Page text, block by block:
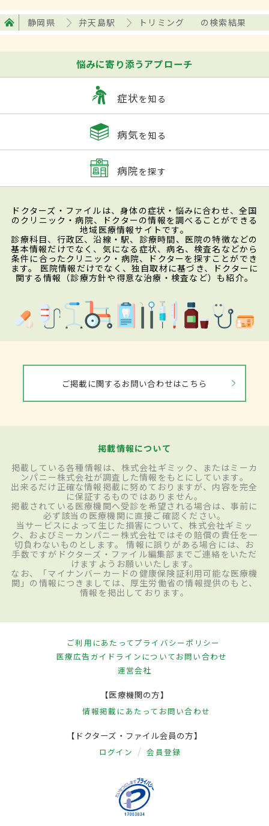
静岡県 弁天島駅 トリミング の検索結果
悩みに寄り添うアプローチ
症状を知る
病気を知る
病院を探す
ドクターズ・ファイルは、身体の症状・悩みに合わせ、全国
のクリニック・病院、ドクターの情報を調べることができる
地域医療情報サイトです。
診療科目、行政区、沿線・駅、診療時間、医院の特徴などの
基本情報だけでなく、気になる症状、病名、検査名などから
条件に合ったクリニック・病院、ドクターを探すことができ
ます。 医院情報だけでなく、独自取材に基づき、ドクターに
関する情報（診療方針や得意な治療・検査など）も紹介。
ご掲載に関するお問い合わせはこちら
掲載情報について
掲載している各種情報は、株式会社ギミック、またはミーカ
ンパニー株式会社が調査した情報をもとにしています。
出来るだけ正確な情報掲載に努めておりますが、内容を完全
に保証するものではありません。
掲載されている医療機関へ受診を希望される場合は、事前に
必ず該当の医療機関に直接ご確認ください。
当サービスによって生じた損害について、株式会社ギミッ
ク、およびミーカンパニー株式会社ではその賠償の責任を一
切負わないものとします。 情報に誤りがある場合には、お
手数ですがドクターズ・ファイル編集部までご連絡をいただ
けますようお願いいたします。
なお、「マイナンバーカードの健康保険証利用可能な医療機
関」の情報につきましては、厚生労働省の情報提供のもと、
情報を掲出しております。
ご利用にあたってプライバシーポリシー
医療広告ガイドラインについてお問い合わせ
運営会社
【医療機関の方】
情報掲載にあたって お問い合わせ
【ドクターズ・ファイル会員の方】
ログイン 会員登録